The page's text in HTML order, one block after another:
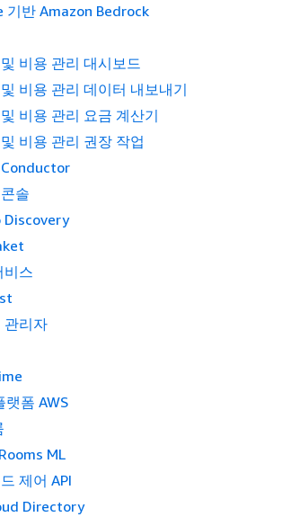
기반 Amazon Bedrock
비용 관리 대시보드
비용 관리 데이터 내보내기
비용 관리 요금 계산기
비용 관리 권장 작업
솔
Discovery
비스
관리자
랫폼 AWS
ML
제어 API
Directory